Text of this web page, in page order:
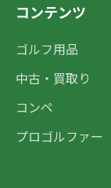
コンテンツ
ゴルフ用品
中古・買取り
コンペ
プロゴルファー